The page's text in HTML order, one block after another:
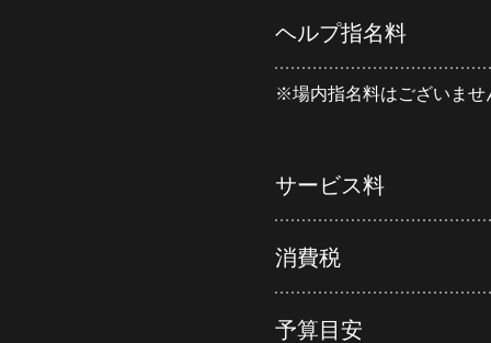
ヘルプ指名料
※場内指名料はございませ
サービス料
消費税
予算目安